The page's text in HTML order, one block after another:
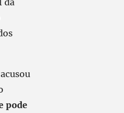
pode